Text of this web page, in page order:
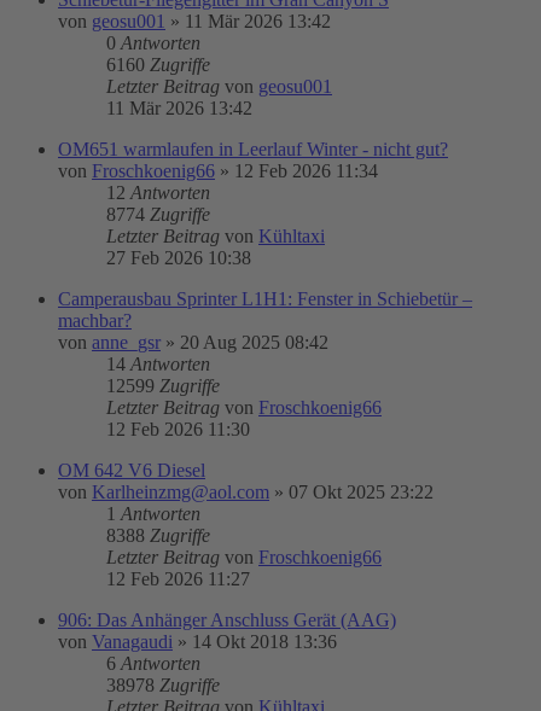
von geosu001 » 11 Mär 2026 13:42
0 Antworten
6160 Zugriffe
Letzter Beitrag von geosu001
11 Mär 2026 13:42
OM651 warmlaufen in Leerlauf Winter - nicht gut?
von Froschkoenig66 » 12 Feb 2026 11:34
12 Antworten
8774 Zugriffe
Letzter Beitrag von Kühltaxi
27 Feb 2026 10:38
Camperausbau Sprinter L1H1: Fenster in Schiebetür –
machbar?
von anne_gsr » 20 Aug 2025 08:42
14 Antworten
12599 Zugriffe
Letzter Beitrag von Froschkoenig66
12 Feb 2026 11:30
OM 642 V6 Diesel
von Karlheinzmg@aol.com » 07 Okt 2025 23:22
1 Antworten
8388 Zugriffe
Letzter Beitrag von Froschkoenig66
12 Feb 2026 11:27
906: Das Anhänger Anschluss Gerät (AAG)
von Vanagaudi » 14 Okt 2018 13:36
6 Antworten
38978 Zugriffe
Letzter Beitrag von Kühltaxi